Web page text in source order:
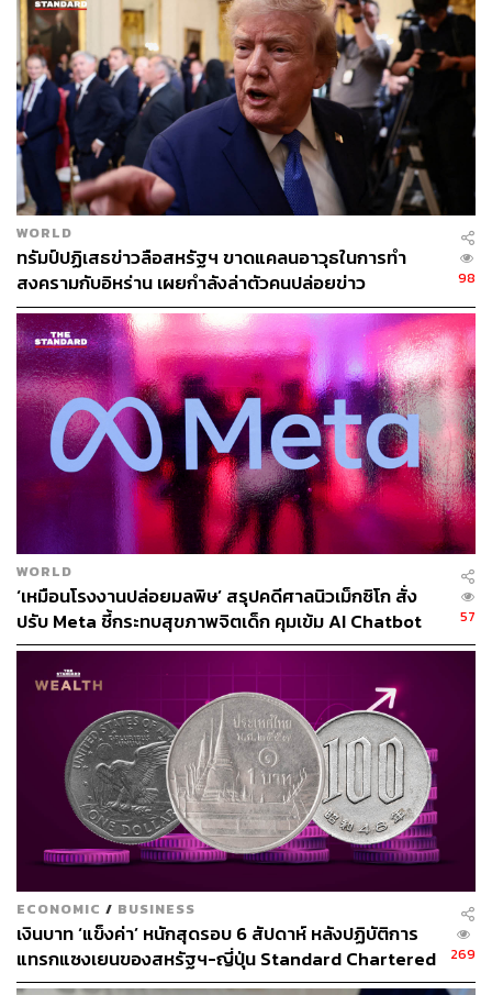
ต้นปีที่ผ่านมา KPMG เปิดตัวโครงการ AI Spark Innovation
Awards ในธุรกิจที่ปรึกษา โดยมอบรางวัลเป็นเงินสดให้กับที่
ปรึกษาที่นำ AI มาใช้สร้างสรรค์ผลงานที่โดดเด่น พร้อมเปิด
ตัวแดชบอร์ดที่ให้พนักงานเห็นว่าเพื่อนร่วมงานใช้ AI อย่างไร
และกำหนดเป้าหมายการใช้งานของตนเองได้
ขณะที่บริษัทคู่แข่งอย่าง Boston Consulting Group ซึ่งมี
อัตราการใช้ AI สูงถึง 90% ตั้งแต่เดือนกันยายนปีที่แล้ว ได้นำ
ตัวชี้วัดการใช้ AI มาผนวกเข้ากับการประเมินผลงานพนักงาน
แล้ว
ทิม วอลช์ ประธานและซีอีโอของ KPMG สหรัฐฯ ระบุว่า
พนักงาน “ต้องนำเครื่องมือที่จัดเตรียมไว้ให้มาใช้งาน เพราะ
นี่คือสิ่งสำคัญต่อความสำเร็จในอนาคต”
Deloitte ลดสวัสดิการ ลาคลอด-วันลา-เงินช่วย
ทำเด็กหลอดแก้ว
ขณะเดียวกัน Business Insider รายงานเมื่อกลางเดือน
เมษายนว่า Deloitte อีกหนึ่งบริษัทใน Big Four มีแผนลด
สวัสดิการสำคัญหลายรายการสำหรับพนักงานบางกลุ่ม
โดยเอกสารภายในและบันทึกการประชุมที่ Business Insider
ได้รับ ระบุว่าจะมีการลดหรือยกเลิกสวัสดิการลาคลอด วัน
ลาประจำปี (PTO) แผนเงินบำนาญ และเงินช่วยเหลือการทำ
เด็กหลอดแก้ว (IVF) สำหรับพนักงานในกลุ่ม Center ซึ่ง
ครอบคลุมงานสนับสนุนภายในองค์กร เช่น งานธุรการ, ฝ่าย
ไอที และฝ่ายการเงิน
การเปลี่ยนแปลงจะเริ่มมีผลตั้งแต่วันที่ 1 มกราคม 2027 แต่ยัง
ไม่ชัดเจนว่ามีพนักงานได้รับผลกระทบกี่คน โดย Deloitte มี
พนักงานในสหรัฐฯ ราว 181,000 คน
โฆษกของ Deloitte ชี้แจงว่าบริษัทกำลังปรับโครงสร้างด้าน
บุคลากรเพื่อให้สวัสดิการสอดคล้องกับมาตรฐานในตลาด
WORLD
ทรัมป์ปฏิเสธข่าวลือสหรัฐฯ ขาดแคลนอาวุธในการทำ
สงครามกับอิหร่าน เผยกำลังล่าตัวคนปล่อยข่าว
98
WORLD
‘เหมือนโรงงานปล่อยมลพิษ’ สรุปคดีศาลนิวเม็กซิโก สั่ง
ปรับ Meta ชี้กระทบสุขภาพจิตเด็ก คุมเข้ม AI Chatbot
57
ECONOMIC / BUSINESS
เงินบาท ‘แข็งค่า’ หนักสุดรอบ 6 สัปดาห์ หลังปฏิบัติการ
แทรกแซงเยนของสหรัฐฯ-ญี่ปุ่น Standard Chartered
เปิดเป้าสิ้นปีนี้จ่อแข็งต่อแตะ 32.50 บาทต่อดอลลาร์
269